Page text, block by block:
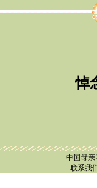
悼
中国母
联系我